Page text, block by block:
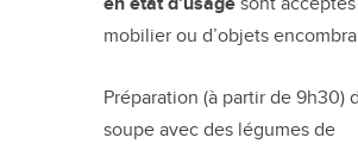
mobilier ou d’objets
Préparation (à partir de 9h30)
soupe avec des légumes de